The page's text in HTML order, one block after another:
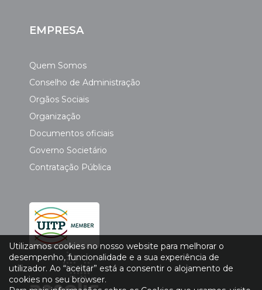
EMPRESA
Quem Somos
Conselho de Administração
Orgãos Sociais
Organização
Documentos oficiais
Governo Societário
Contratação Pública
Utilizamos cookies no nosso website para melhorar o
desempenho, funcionalidade e a sua experiência de
utilizador. Ao “aceitar” está a consentir o alojamento de
cookies no seu browser.